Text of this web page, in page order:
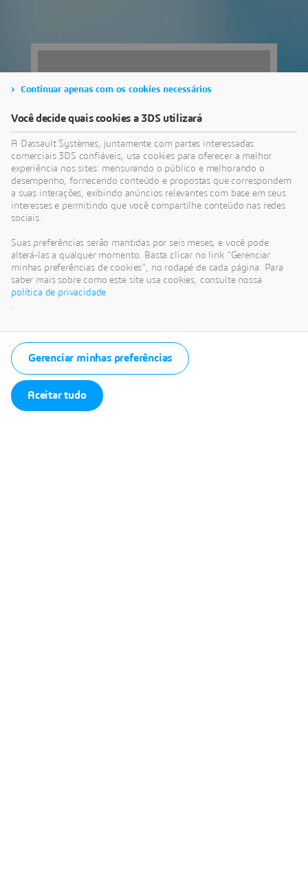
Av. Prof.
Fonseca
Rodrigues, 835
- Alto de
Pinheiros
View Map
Continuar apenas com os cookies necessários
Você decide quais cookies a 3DS utilizará
A Dassault Systèmes, juntamente com partes interessadas
comerciais 3DS confiáveis, usa cookies para oferecer a melhor
experiência nos sites: mensurando o público e melhorando o
desempenho, fornecendo conteúdo e propostas que correspondem
a suas interações, exibindo anúncios relevantes com base em seus
interesses e permitindo que você compartilhe conteúdo nas redes
sociais.
Suas preferências serão mantidas por seis meses, e você pode
alterá-las a qualquer momento. Basta clicar no link "Gerenciar
minhas preferências de cookies", no rodapé de cada página. Para
saber mais sobre como este site usa cookies, consulte nossa
política de privacidade
.
Aceitar tudo
Gerenciar minhas preferências